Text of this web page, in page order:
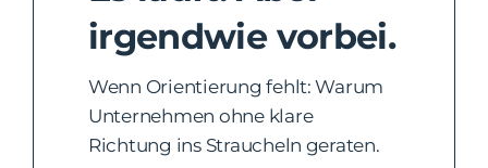
irgendwie vorbei.
Wenn Orientierung fehlt: Warum
Unternehmen ohne klare
Richtung ins Straucheln geraten.